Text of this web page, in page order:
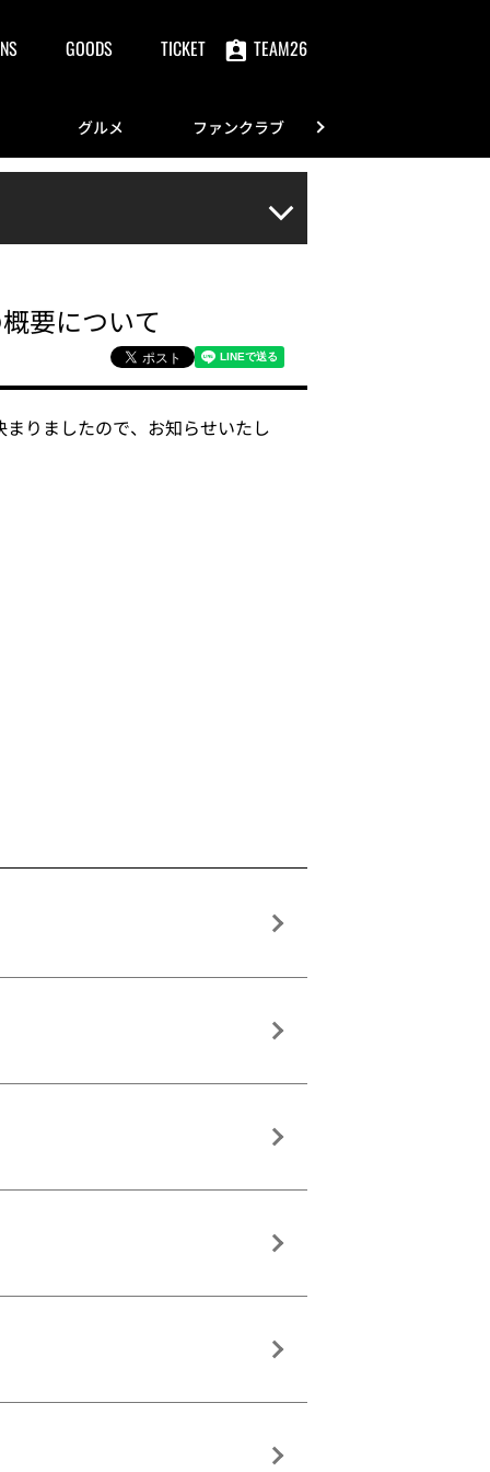
GOODS TICKET TEAM26
グルメ ファンクラブ
要について
りましたので、お知らせいたし